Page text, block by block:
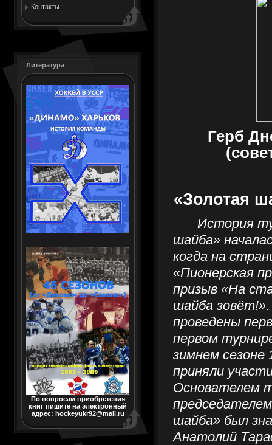
Контакты
Литература
По вопросам приобретения
книг пишите на электронный
адрес: hockeyukr92@mail.ru
Герб
«Золотая
История
шайба»
когда на
«Пионерская
призыв «На
шайба
проведены
первом
зимнем сезоне
приняли
Основателем
шайба» был
Анатолий